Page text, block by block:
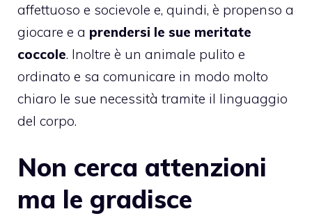
affettuoso e socievole e, quindi, è propenso a
giocare e a prendersi le sue meritate
coccole. Inoltre è un animale pulito e
ordinato e sa comunicare in modo molto
chiaro le sue necessità tramite il linguaggio
del corpo.
Non cerca attenzioni
ma le gradisce